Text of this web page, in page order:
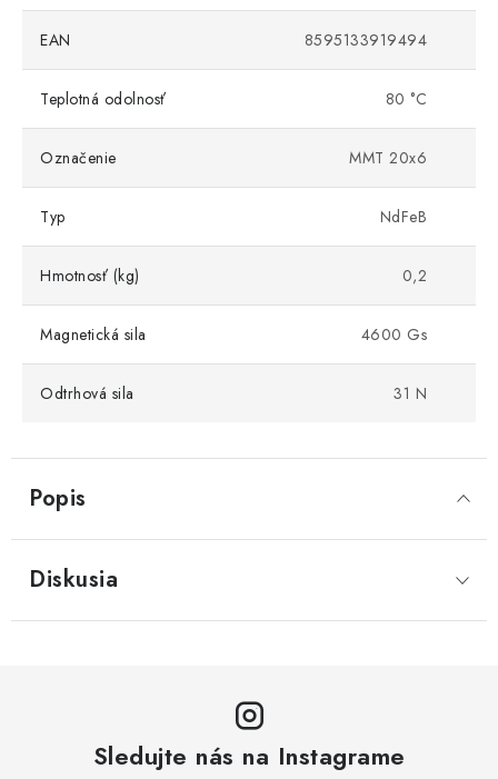
Popis
EAN 8595133919494
Teplotná odolnosť 80 °C
Označenie MMT 20x6
Typ NdFeB
Hmotnosť (kg) 0,2
Magnetická sila 4600 Gs
Odtrhová sila 31 N
Diskusia
Sledujte nás na Instagrame